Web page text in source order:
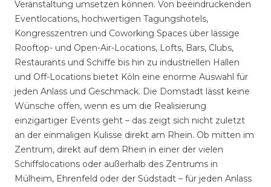
Veranstaltung umsetzen können. Von beeindruckenden
Eventlocations, hochwertigen Tagungshotels,
Kongresszentren und Coworking Spaces über lässige
Rooftop- und Open-Air-Locations, Lofts, Bars, Clubs,
Restaurants und Schiffe bis hin zu industriellen Hallen
und Off-Locations bietet Köln eine enorme Auswahl für
jeden Anlass und Geschmack. Die Domstadt lässt keine
Wünsche offen, wenn es um die Realisierung
einzigartiger Events geht – das zeigt sich nicht zuletzt
an der einmaligen Kulisse direkt am Rhein. Ob mitten im
Zentrum, direkt auf dem Rhein in einer der vielen
Schiffslocations oder außerhalb des Zentrums in
Mülheim, Ehrenfeld oder der Südstadt – für jeden Anlass